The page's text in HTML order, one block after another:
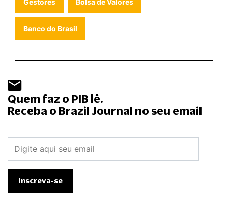
Banco do Brasil
Quem faz o PIB lê.
Receba o Brazil Journal no seu email